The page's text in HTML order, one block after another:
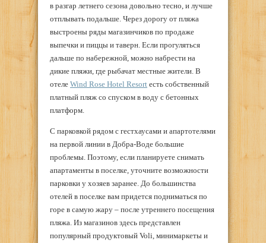
в разгар летнего сезона довольно тесно, и лучше
отплывать подальше. Через дорогу от пляжа
выстроены ряды магазинчиков по продаже
выпечки и пиццы и таверн. Если прогуляться
дальше по набережной, можно набрести на
дикие пляжи, где рыбачат местные жители. В
отеле Wind Rose Hotel Resort есть собственный
платный пляж со спуском в воду с бетонных
платформ.
С парковкой рядом с гестхаусами и апартотелями
на первой линии в Добра-Воде большие
проблемы. Поэтому, если планируете снимать
апартаменты в поселке, уточните возможности
парковки у хозяев заранее. До большинства
отелей в поселке вам придется подниматься по
горе в самую жару – после утреннего посещения
пляжа. Из магазинов здесь представлен
популярный продуктовый Voli, минимаркеты и